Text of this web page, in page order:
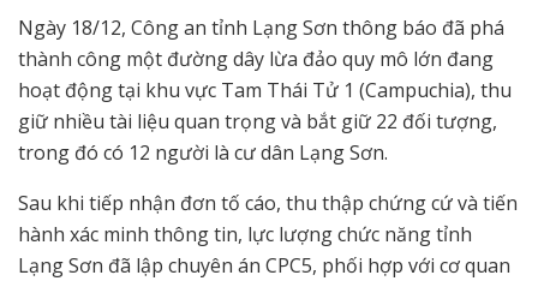
Ngày 18/12, Công an tỉnh Lạng Sơn thông báo đã phá
thành công một đường dây lừa đảo quy mô lớn đang
hoạt động tại khu vực Tam Thái Tử 1 (Campuchia), thu
giữ nhiều tài liệu quan trọng và bắt giữ 22 đối tượng,
trong đó có 12 người là cư dân Lạng Sơn.
Sau khi tiếp nhận đơn tố cáo, thu thập chứng cứ và tiến
hành xác minh thông tin, lực lượng chức năng tỉnh
Lạng Sơn đã lập chuyên án CPC5, phối hợp với cơ quan